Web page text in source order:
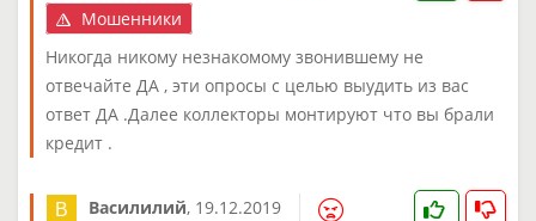
Мошенники
Никогда никому незнакомому звонившему не
отвечайте ДА , эти опросы с целью выудить из вас
ответ ДА .Далее коллекторы монтируют что вы брали
кредит .
Василилий, 19.12.2019